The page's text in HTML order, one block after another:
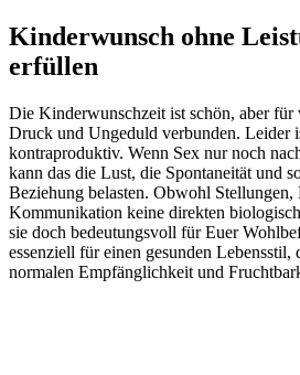
Kinderwunsch ohne
erfüllen
Die Kinderwunschzeit ist schön, aber für
Druck und Ungeduld verbunden. Leider
kontraproduktiv. Wenn Sex nur noch
kann das die Lust, die Spontaneität und
Beziehung belasten. Obwohl Stellungen,
Kommunikation keine direkten
sie doch bedeutungsvoll für Euer
essenziell für einen gesunden Lebensstil,
normalen Empfänglichkeit und